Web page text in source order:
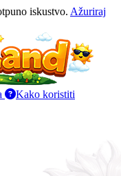
iskustvo. Ažuriraj
Kako koristiti